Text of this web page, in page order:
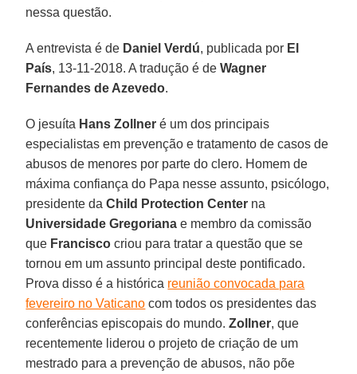
nessa questão.
A entrevista é de Daniel Verdú, publicada por El
País, 13-11-2018. A tradução é deWagner
Fernandes de Azevedo.
O jesuíta Hans Zollner é um dos principais
especialistas em prevenção e tratamento de casos de
abusos de menores por parte do clero. Homem de
máxima confiança do Papa nesse assunto, psicólogo,
presidente daChild Protection Center na
Universidade Gregoriana e membro da comissão
que Francisco criou para tratar a questão que se
tornou em um assunto principal deste pontificado.
Prova disso é a histórica reunião convocada para
fevereiro no Vaticano com todos os presidentes das
conferências episcopais do mundo.Zollner, que
recentemente liderou o projeto de criação de um
mestrado para a prevenção de abusos, não põe